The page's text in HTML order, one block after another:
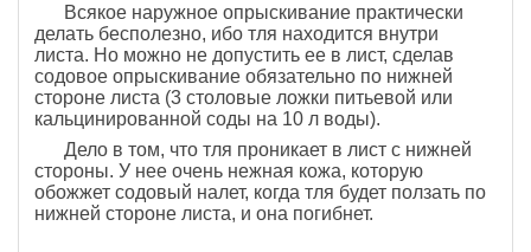
Всякое наружное опрыскивание практически
делать бесполезно, ибо тля находится внутри
листа. Но можно не допустить ее в лист, сделав
содовое опрыскивание обязательно по нижней
стороне листа (3 столовые ложки питьевой или
кальцинированной соды на 10 л воды).
Дело в том, что тля проникает в лист с нижней
стороны. У нее очень нежная кожа, которую
обожжет содовый налет, когда тля будет ползать по
нижней стороне листа, и она погибнет.